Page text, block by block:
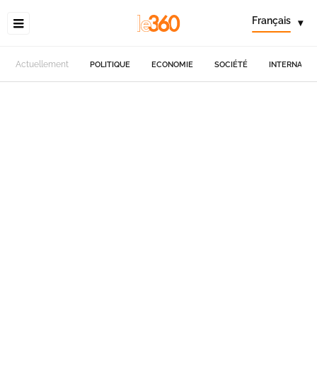
Français ▾
Actuellement POLITIQUE ECONOMIE SOCIÉTÉ